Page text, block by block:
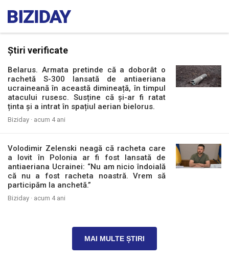
Știri verificate
Belarus. Armata pretinde că a doborât o
rachetă S-300 lansată de antiaeriana
ucraineană în această dimineață, în timpul
atacului rusesc. Susține că și-ar fi ratat
ținta și a intrat în spațiul aerian bielorus.
Biziday · acum 4 ani
Volodimir Zelenski neagă că racheta care
a lovit în Polonia ar fi fost lansată de
antiaeriana Ucrainei: “Nu am nicio îndoială
că nu a fost racheta noastră. Vrem să
participăm la anchetă.”
Biziday · acum 4 ani
MAI MULTE ȘTIRI